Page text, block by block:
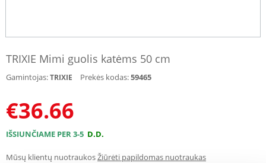
TRIXIE Mimi guolis katėms 50 cm
Gamintojas:TRIXIE Prekės kodas:59465
€36.66
IŠSIUNČIAME PER 3-5 D.D.
Mūsų klientų nuotraukosŽiūrėti papildomas nuotraukas